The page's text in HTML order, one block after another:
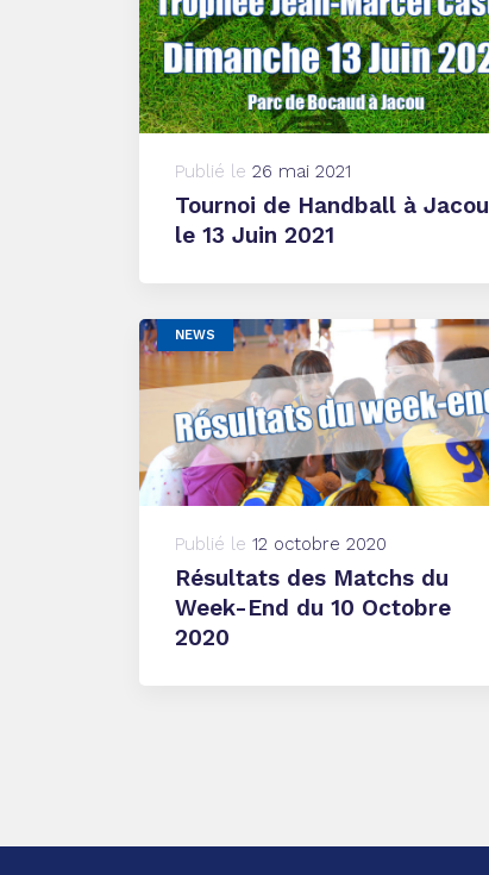
Publié le 26 mai 2021
Tournoi de Handball à Jacou
le 13 Juin 2021
NEWS
Publié le 12 octobre 2020
Résultats des Matchs du
Week-End du 10 Octobre
2020